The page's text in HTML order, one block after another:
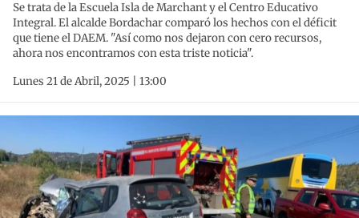
Se trata de la Escuela Isla de Marchant y el Centro Educativo
Integral. El alcalde Bordachar comparó los hechos con el déficit
que tiene el DAEM. "Así como nos dejaron con cero recursos,
ahora nos encontramos con esta triste noticia".
Lunes 21 de Abril, 2025 | 13:00